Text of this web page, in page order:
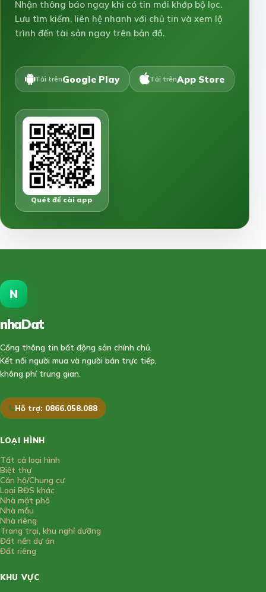
Nhận thông báo ngay khi có tin mới khớp bộ lọc.
Lưu tìm kiếm, liên hệ nhanh với chủ tin và xem lộ
trình đến tài sản ngay trên bản đồ.
Tải trênGoogle Play Tải trênApp Store
Quét để cài app
N
nhaDat
Cổng thông tin bất động sản chính chủ.
Kết nối người mua và người bán trực tiếp,
không phí trung gian.
Hỗ trợ: 0866.058.088
LOẠI HÌNH
Tất cả loại hình
Biệt thự
Căn hộ/Chung cư
Loại BĐS khác
Nhà mặt phố
Nhà mẫu
Nhà riêng
Trang trại, khu nghỉ dưỡng
Đất nền dự án
Đất riêng
KHU VỰC